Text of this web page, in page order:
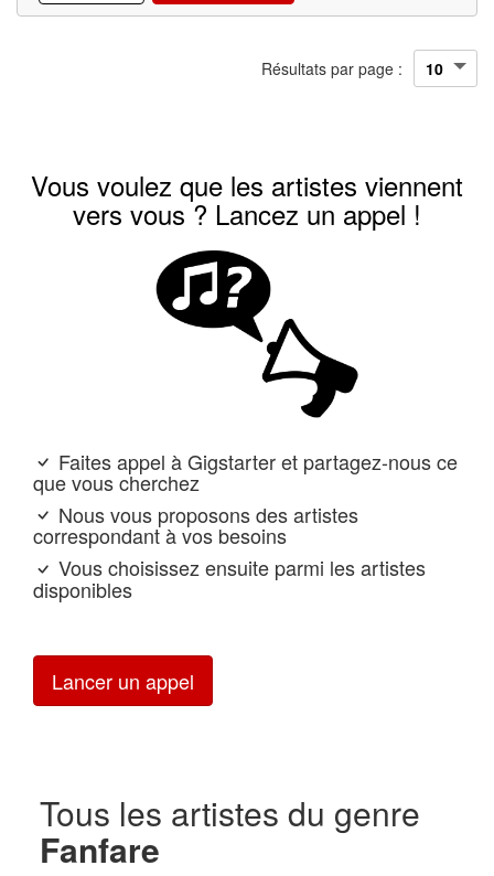
Résultats par page :
Vous voulez que les artistes viennent
vers vous ? Lancez un appel !
Faites appel à Gigstarter et partagez-nous ce
que vous cherchez
Nous vous proposons des artistes
correspondant à vos besoins
Vous choisissez ensuite parmi les artistes
disponibles
Lancer un appel
Tous les artistes du genre
Fanfare